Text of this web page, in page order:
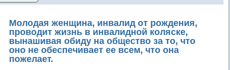
Молодая женщина, инвалид от рождения,
проводит жизнь в инвалидной коляске,
вынашивая обиду на общество за то, что
оно не обеспечивает ее всем, что она
пожелает.